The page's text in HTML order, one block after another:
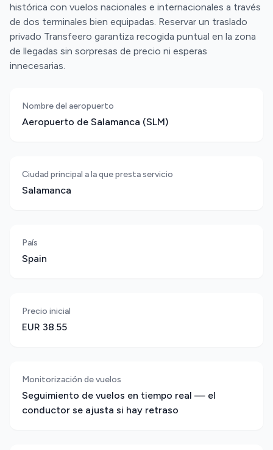
histórica con vuelos nacionales e internacionales a través
de dos terminales bien equipadas. Reservar un traslado
privado Transfeero garantiza recogida puntual en la zona
de llegadas sin sorpresas de precio ni esperas
innecesarias.
Nombre del aeropuerto
Aeropuerto de Salamanca (SLM)
Ciudad principal a la que presta servicio
Salamanca
País
Spain
Precio inicial
EUR 38.55
Monitorización de vuelos
Seguimiento de vuelos en tiempo real — el
conductor se ajusta si hay retraso